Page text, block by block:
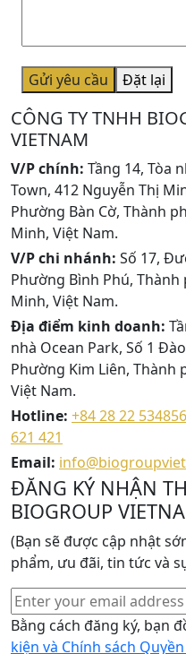
Gửi yêu cầu Đặt lại
CÔNG TY TNHH
VIETNAM
V/P chính: Tầng 14, Tòa
Town, 412 Nguyễn Thị
Phường Bàn Cờ, Thành
Minh, Việt Nam.
V/P chi nhánh: Số 17,
Phường Bình Phú, Thành
Minh, Việt Nam.
Địa điểm kinh doanh:
nhà Ocean Park, Số 1
Phường Kim Liên, Thành
Việt Nam.
Hotline: +84 28 22 534856
621 421
Email:
ĐĂNG KÝ NHẬN
BIOGROUP
(Bạn sẽ được cập nhật
phẩm, ưu đãi, tin tức và
Bằng cách đăng ký, bạn
kiện và Chính sách